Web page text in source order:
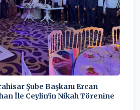
Şube Başkanı Ercan
İle Ceylin'in Nikah Törenine